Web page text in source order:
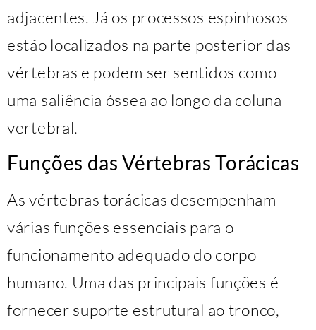
adjacentes. Já os processos espinhosos
estão localizados na parte posterior das
vértebras e podem ser sentidos como
uma saliência óssea ao longo da coluna
vertebral.
Funções das Vértebras Torácicas
As vértebras torácicas desempenham
várias funções essenciais para o
funcionamento adequado do corpo
humano. Uma das principais funções é
fornecer suporte estrutural ao tronco,